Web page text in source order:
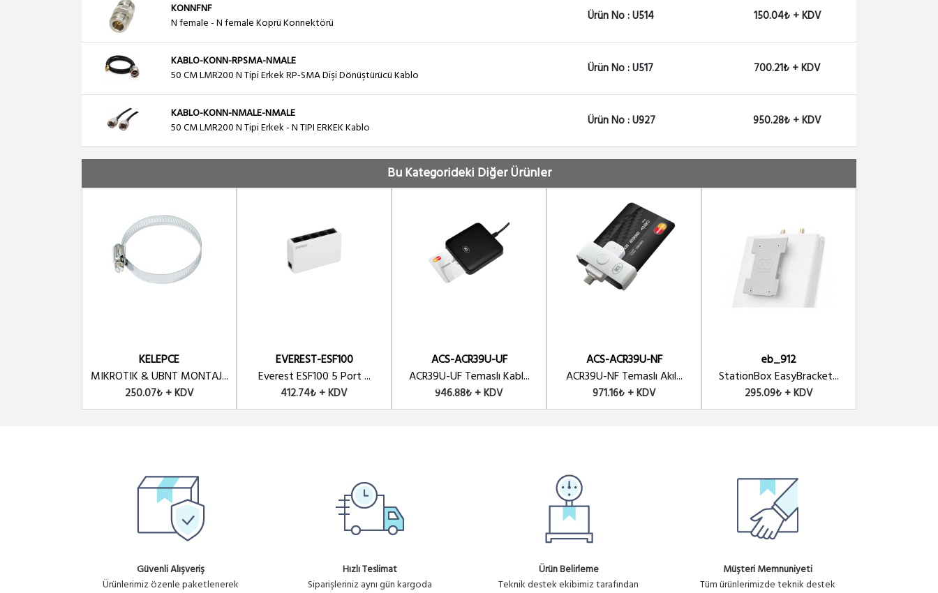
KONNFNF
N female - N female Koprü Konnektörü
Ürün No : U514 150.04₺ + KDV
KABLO-KONN-RPSMA-NMALE
50 CM LMR200 N Tipi Erkek RP-SMA Dişi Dönüştürücü Kablo
Ürün No : U517 700.21₺ + KDV
KABLO-KONN-NMALE-NMALE
50 CM LMR200 N Tipi Erkek - N TIPI ERKEK Kablo
Ürün No : U927 950.28₺ + KDV
Bu Kategorideki Diğer Ürünler
KELEPCE
MIKROTIK & UBNT MONTAJ...
250.07₺ + KDV
EVEREST-ESF100
Everest ESF100 5 Port ...
412.74₺ + KDV
ACS-ACR39U-UF
ACR39U-UF Temaslı Kabl...
946.88₺ + KDV
ACS-ACR39U-NF
ACR39U-NF Temaslı Akıl...
971.16₺ + KDV
eb_912
StationBox EasyBracket...
295.09₺ + KDV
Güvenli Alışveriş
Ürünlerimiz özenle paketlenerek
Hızlı Teslimat
Siparişleriniz aynı gün kargoda
Ürün Belirleme
Teknik destek ekibimiz tarafından
Müşteri Memnuniyeti
Tüm ürünlerimizde teknik destek